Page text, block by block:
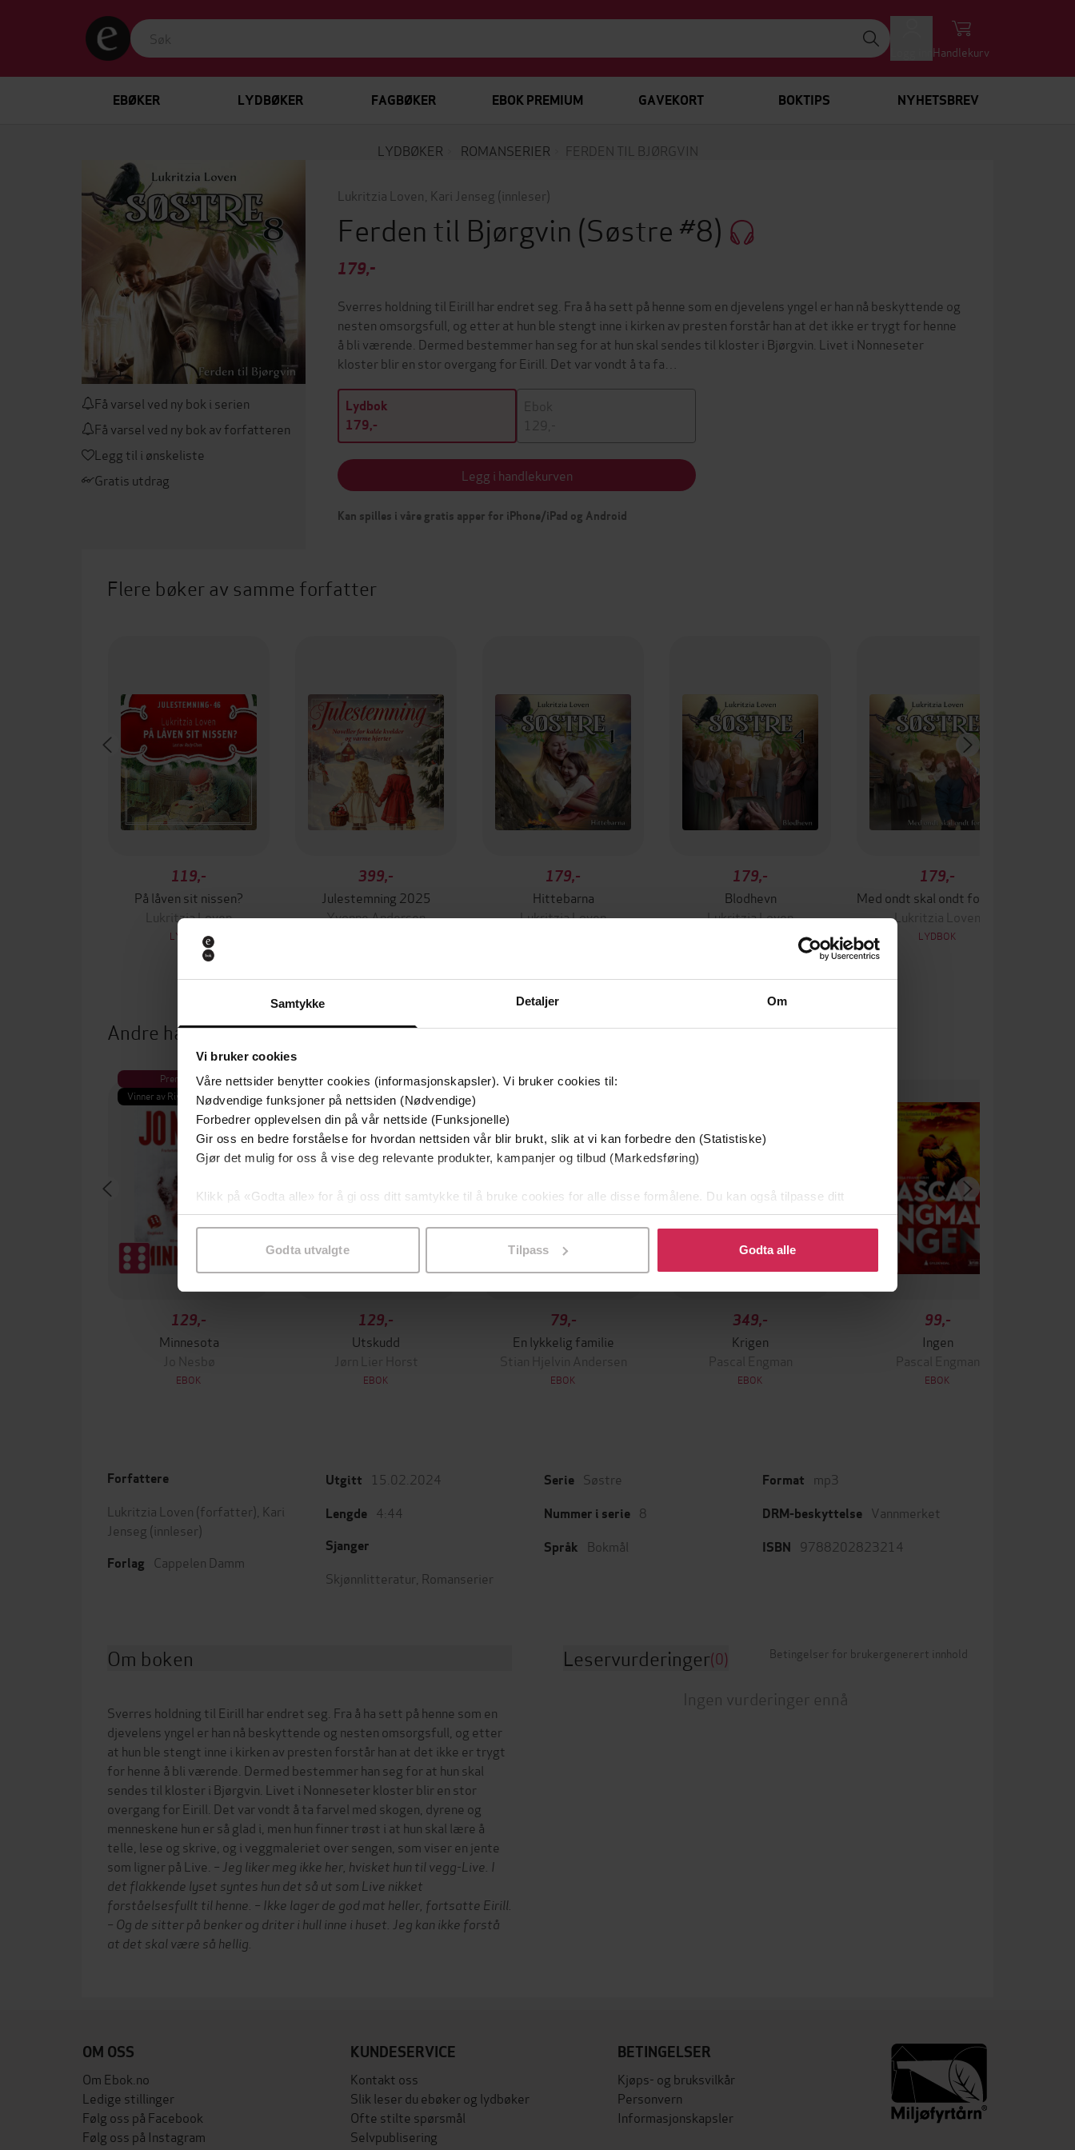
Samtykke Detaljer Om
Vi bruker cookies
Våre nettsider benytter cookies (informasjonskapsler). Vi bruker cookies til:
Nødvendige funksjoner på nettsiden (Nødvendige)
Forbedrer opplevelsen din på vår nettside (Funksjonelle)
Gir oss en bedre forståelse for hvordan nettsiden vår blir brukt, slik at vi kan forbedre den (Statistiske)
Gjør det mulig for oss å vise deg relevante produkter, kampanjer og tilbud (Markedsføring)
Klikk på «Godta alle» for å gi oss ditt samtykke til å bruke cookies for alle disse formålene. Du kan også tilpasse ditt
samtykke til spesifikke formål ved å klikke på «Tilpass». Du kan når som helst trekke tilbake eller endre ditt samtykke.
Godta utvalgte Tilpass Godta alle
Handlekurv
EBØKER LYDBØKER FAGBØKER EBOK PREMIUM GAVEKORT BOKTIPS NYHETSBREV
LYDBØKER ROMANSERIER FERDEN TIL BJØRGVIN
Få varsel ved ny bok i serien
Få varsel ved ny bok av forfatteren
Legg til i ønskeliste
Gratis utdrag
Lukritzia Loven Kari Jenseg (innleser)
Ferden til Bjørgvin (Søstre #8)
179,-
Sverres holdning til Eirill har endret seg. Fra å ha sett på henne som en djevelens yngel er han nå beskyttende og
nesten omsorgsfull, og etter at hun ble stengt inne i kirken av presten forstår han at det ikke er trygt for henne
å bli værende. Dermed bestemmer han seg for at hun skal sendes til kloster i Bjørgvin. Livet i Nonneseter
kloster blir en stor overgang for Eirill. Det var vondt å ta fa…
Lydbok
179,-
Ebok
129,-
Legg i handlekurven
Kan spilles i våre gratis apper for iPhone/iPad og Android
Flere bøker av samme forfatter
119,-
På låven sit nissen?
Lukritzia Loven
LYDBOK
399,-
Julestemning 2025
Yvonne Andersen
179,-
Hittebarna
Lukritzia Loven
179,-
Blodhevn
Lukritzia Loven
179,-
Lukritzia Loven
LYDBOK
Andre har også kjøpt
Premium
Vinner av Rivertonprisen
129,-
Minnesota
Jo Nesbø
EBOK
Premium
Første gang på tilbud
129,-
Utskudd
Jørn Lier Horst
EBOK
Premium
79,-
En lykkelig familie
Stian Hjelvin Andersen
EBOK
349,-
Krigen
Pascal Engman
EBOK
99,-
Ingen
Pascal Engman
EBOK
Forfattere
Lukritzia Loven (forfatter), Kari
Jenseg (innleser)
Forlag Cappelen Damm
Utgitt 15.02.2024
Lengde 4:44
Sjanger
Skjønnlitteratur Romanserier
Serie Søstre
Nummer i serie 8
Språk Bokmål
Format mp3
DRM-beskyttelse Vannmerket
ISBN 9788202823214
Om boken
Sverres holdning til Eirill har endret seg. Fra å ha sett på henne som en
djevelens yngel er han nå beskyttende og nesten omsorgsfull, og etter
at hun ble stengt inne i kirken av presten forstår han at det ikke er trygt
for henne å bli værende. Dermed bestemmer han seg for at hun skal
sendes til kloster i Bjørgvin. Livet i Nonneseter kloster blir en stor
overgang for Eirill. Det var vondt å ta farvel med skogen, dyrene og
menneskene hun er så glad i, men hun finner trøst i at hun skal lære å
telle, lese og skrive, og i veggmaleriet over sengen, som viser en jente
som ligner på Live. – Jeg liker meg ikke her, hvisket hun til vegg-Live. I
det flakkende lyset syntes hun det så ut som Live nikket
forståelsesfullt til henne. – Ikke lager de god mat heller, fortsatte Eirill.
– Og de sitter på benker og driter i hull inne i huset. Jeg kan ikke forstå
at det skal være så hellig.
Leservurderinger(0) Betingelser for brukergenerert innhold
Ingen vurderinger ennå
OM OSS
Om Ebok.no
Ledige stillinger
Følg oss på Facebook
Følg oss på Instagram
KUNDESERVICE
Kontakt oss
Slik leser du ebøker og lydbøker
Ofte stilte spørsmål
Selvpublisering
BETINGELSER
Kjøps- og bruksvilkår
Personvern
Informasjonskapsler